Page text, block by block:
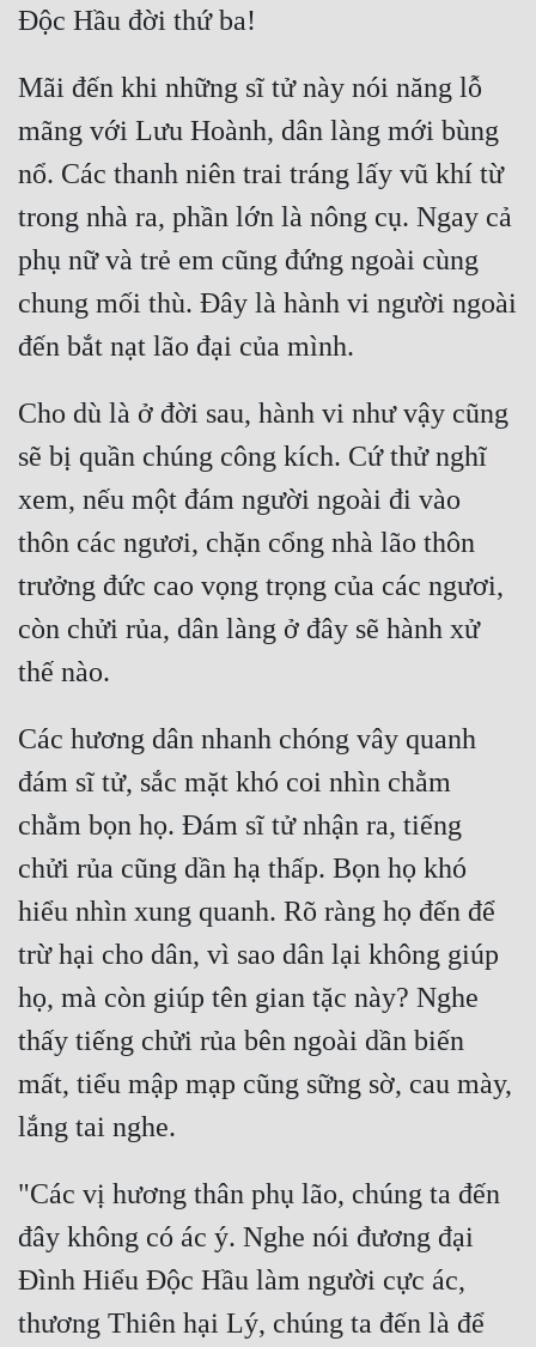
Nữ Cường
Phong Thủy - Tâm Linh
Phương Tây
Phản Phái
Quan Trường
Quân Sự
Sảng Văn
Sắc
Sủng
Thanh Xuân
Tiên Hiệp
Tiểu Thuyết
Trùng Sinh
Trọng Sinh
Tu Chân
Võ Hiệp
Võng Du
Xuyên Không
Xuyên Thư
Điền Văn
Mãi đến khi những sĩ tử này nói năng lỗ
mãng với Lưu Hoành, dân làng mới bùng
nổ. Các thanh niên trai tráng lấy vũ khí từ
trong nhà ra, phần lớn là nông cụ. Ngay cả
phụ nữ và trẻ em cũng đứng ngoài cùng
chung mối thù. Đây là hành vi người ngoài
Cho dù là ở đời sau, hành vi như vậy cũng
sẽ bị quần chúng công kích. Cứ thử nghĩ
xem, nếu một đám người ngoài đi vào
thôn các ngươi, chặn cổng nhà lão thôn
trưởng đức cao vọng trọng của các ngươi,
còn chửi rủa, dân làng ở đây sẽ hành xử
Các hương dân nhanh chóng vây quanh
đám sĩ tử, sắc mặt khó coi nhìn chằm
chằm bọn họ. Đám sĩ tử nhận ra, tiếng
chửi rủa cũng dần hạ thấp. Bọn họ khó
hiểu nhìn xung quanh. Rõ ràng họ đến để
trừ hại cho dân, vì sao dân lại không giúp
họ, mà còn giúp tên gian tặc này? Nghe
thấy tiếng chửi rủa bên ngoài dần biến
mất, tiểu mập mạp cũng sững sờ, cau mày,
"Các vị hương thân phụ lão, chúng ta đến
đây không có ác ý. Nghe nói đương đại
Đình Hiểu Độc Hầu làm người cực ác,
thương Thiên hại Lý, chúng ta đến là để